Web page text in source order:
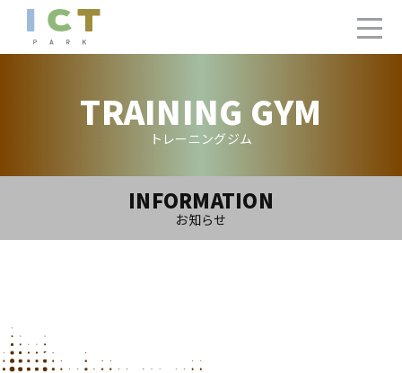
TRAINING GYM
トレーニングジム
INFORMATION
お知らせ
トレーニングジム2月ご利用カレンダー